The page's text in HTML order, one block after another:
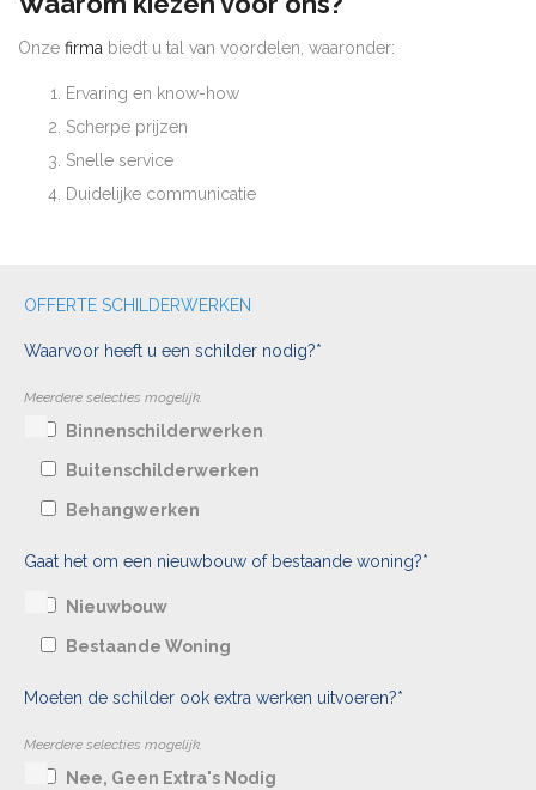
Onze firma biedt u tal van voordelen, waaronder:
Ervaring en know-how
Scherpe prijzen
Snelle service
Duidelijke communicatie
OFFERTE SCHILDERWERKEN
Waarvoor heeft u een schilder nodig?*
Meerdere selecties mogelijk.
Binnenschilderwerken
Buitenschilderwerken
Behangwerken
Gaat het om een nieuwbouw of bestaande woning?*
Nieuwbouw
Bestaande Woning
Moeten de schilder ook extra werken uitvoeren?*
Meerdere selecties mogelijk.
Nee, Geen Extra's Nodig